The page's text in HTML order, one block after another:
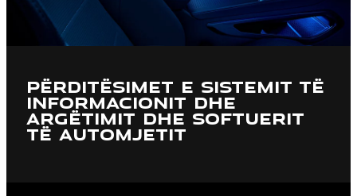
PËRDITËSIMET E SISTEMIT TË
INFORMACIONIT DHE
ARGËTIMIT DHE SOFTUERIT
TË AUTOMJETIT